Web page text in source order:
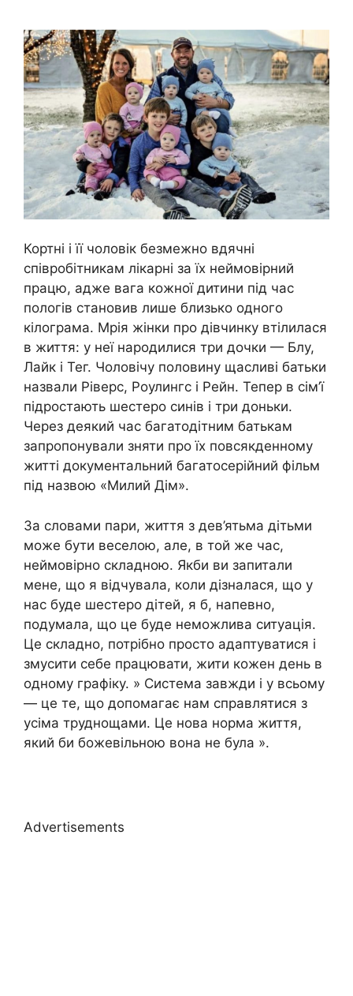
Кортні і її чоловік безмежно вдячні
співробітникам лікарні за їх неймовірний
працю, адже вага кожної дитини під час
пологів становив лише близько одного
кілограма. Мрія жінки про дівчинку втілилася
в життя: у неї народилися три дочки — Блу,
Лайк і Тег. Чоловічу половину щасливі батьки
назвали Ріверс, Роулингс і Рейн. Тепер в сім’ї
підростають шестеро синів і три доньки.
Через деякий час багатодітним батькам
запропонували зняти про їх повсякденному
житті документальний багатосерійний фільм
під назвою «Милий Дім».
За словами пари, життя з дев’ятьма дітьми
може бути веселою, але, в той же час,
неймовірно складною. Якби ви запитали
мене, що я відчувала, коли дізналася, що у
нас буде шестеро дітей, я б, напевно,
подумала, що це буде неможлива ситуація.
Це складно, потрібно просто адаптуватися і
змусити себе працювати, жити кожен день в
одному графіку. » Система завжди і у всьому
— це те, що допомагає нам справлятися з
усіма труднощами. Це нова норма життя,
який би божевільною вона не була ».
Advertisements